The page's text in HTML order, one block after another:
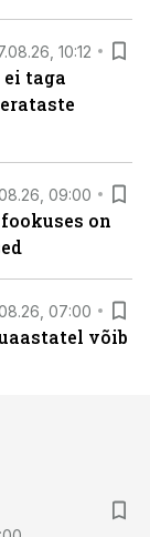
10:12
taga
09:00
on
07:00
võib